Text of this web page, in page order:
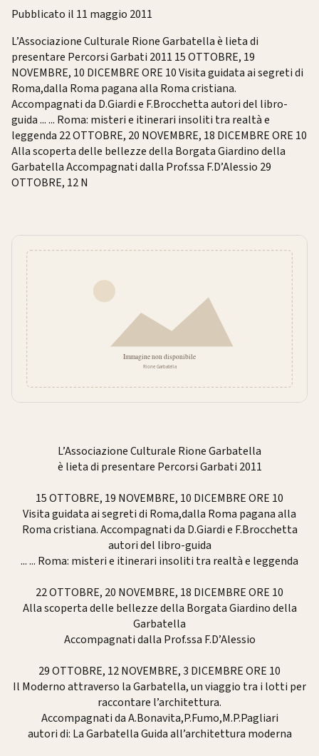
Pubblicato il 11 maggio 2011
L’Associazione Culturale Rione Garbatella è lieta di
presentare Percorsi Garbati 2011 15 OTTOBRE, 19
NOVEMBRE, 10 DICEMBRE ORE 10 Visita guidata ai segreti di
Roma,dalla Roma pagana alla Roma cristiana.
Accompagnati da D.Giardi e F.Brocchetta autori del libro-
guida ... ... Roma: misteri e itinerari insoliti tra realtà e
leggenda 22 OTTOBRE, 20 NOVEMBRE, 18 DICEMBRE ORE 10
Alla scoperta delle bellezze della Borgata Giardino della
Garbatella Accompagnati dalla Prof.ssa F.D’Alessio 29
OTTOBRE, 12 N
L’Associazione Culturale Rione Garbatella
è lieta di presentare Percorsi Garbati 2011
15 OTTOBRE, 19 NOVEMBRE, 10 DICEMBRE ORE 10
Visita guidata ai segreti di Roma,dalla Roma pagana alla
Roma cristiana. Accompagnati da D.Giardi e F.Brocchetta
autori del libro-guida
...... Roma: misteri e itinerari insoliti tra realtà e leggenda
22 OTTOBRE, 20 NOVEMBRE, 18 DICEMBRE ORE 10
Alla scoperta delle bellezze della Borgata Giardino della
Garbatella
Accompagnati dalla Prof.ssa F.D’Alessio
29 OTTOBRE, 12 NOVEMBRE, 3 DICEMBRE ORE 10
Il Moderno attraverso la Garbatella, un viaggio tra i lotti per
raccontare l’architettura.
Accompagnati da A.Bonavita,P.Fumo,M.P.Pagliari
autori di: La Garbatella Guida all’architettura moderna